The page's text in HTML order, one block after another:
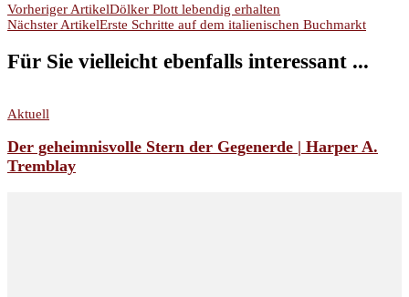
Beitragsnavigation
Vorheriger ArtikelDölker Plott lebendig erhalten
Nächster ArtikelErste Schritte auf dem italienischen Buchmarkt
Für Sie vielleicht ebenfalls interessant ...
Aktuell
Der geheimnisvolle Stern der Gegenerde | Harper A.
Tremblay